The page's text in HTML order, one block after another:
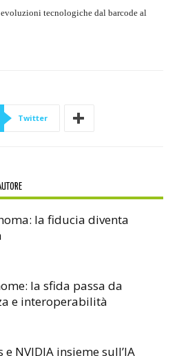
tecnologiche dal barcode al
Twitter
la fiducia diventa
la sfida passa da
e interoperabilità
e NVIDIA insieme sull’IA